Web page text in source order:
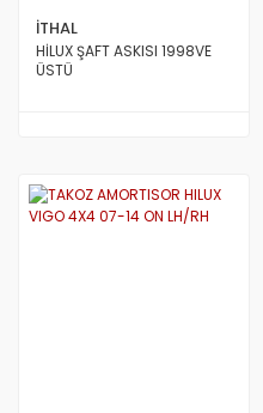
İTHAL
HİLUX ŞAFT ASKISI 1998VE
ÜSTÜ